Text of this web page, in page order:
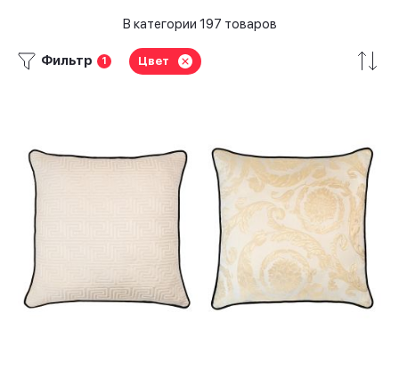
В категории 197 товаров
Фильтр 1 Цвет